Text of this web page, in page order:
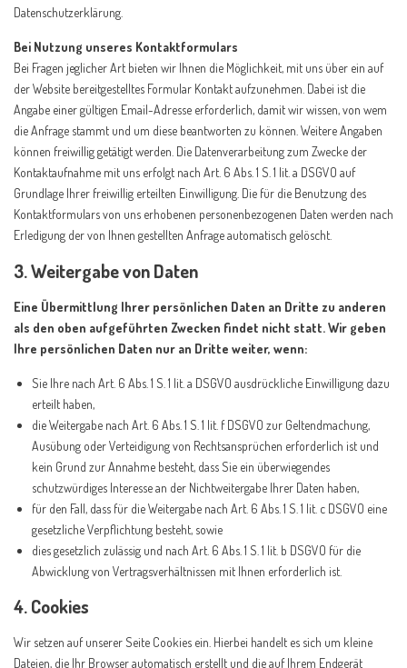
Datenschutzerklärung.
Bei Nutzung unseres Kontaktformulars
Bei Fragen jeglicher Art bieten wir Ihnen die Möglichkeit, mit uns über ein auf
der Website bereitgestelltes Formular Kontakt aufzunehmen. Dabei ist die
Angabe einer gültigen Email-Adresse erforderlich, damit wir wissen, von wem
die Anfrage stammt und um diese beantworten zu können. Weitere Angaben
können freiwillig getätigt werden. Die Datenverarbeitung zum Zwecke der
Kontaktaufnahme mit uns erfolgt nach Art. 6 Abs. 1 S. 1 lit. a DSGVO auf
Grundlage Ihrer freiwillig erteilten Einwilligung. Die für die Benutzung des
Kontaktformulars von uns erhobenen personenbezogenen Daten werden nach
Erledigung der von Ihnen gestellten Anfrage automatisch gelöscht.
3. Weitergabe von Daten
Eine Übermittlung Ihrer persönlichen Daten an Dritte zu anderen
als den oben aufgeführten Zwecken findet nicht statt. Wir geben
Ihre persönlichen Daten nur an Dritte weiter, wenn:
Sie Ihre nach Art. 6 Abs. 1 S. 1 lit. a DSGVO ausdrückliche Einwilligung dazu
erteilt haben,
die Weitergabe nach Art. 6 Abs. 1 S. 1 lit. f DSGVO zur Geltendmachung,
Ausübung oder Verteidigung von Rechtsansprüchen erforderlich ist und
kein Grund zur Annahme besteht, dass Sie ein überwiegendes
schutzwürdiges Interesse an der Nichtweitergabe Ihrer Daten haben,
für den Fall, dass für die Weitergabe nach Art. 6 Abs. 1 S. 1 lit. c DSGVO eine
gesetzliche Verpflichtung besteht, sowie
dies gesetzlich zulässig und nach Art. 6 Abs. 1 S. 1 lit. b DSGVO für die
Abwicklung von Vertragsverhältnissen mit Ihnen erforderlich ist.
4. Cookies
Wir setzen auf unserer Seite Cookies ein. Hierbei handelt es sich um kleine
Dateien, die Ihr Browser automatisch erstellt und die auf Ihrem Endgerät